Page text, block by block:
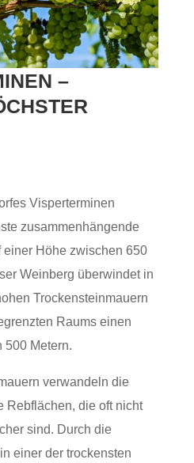
–
Visperterminen
zusammenhängende
Höhe zwischen 650
Weinberg überwindet in
Trockensteinmauern
Raums einen
500 Metern.
verwandeln die
Rebflächen, die oft nicht
sind. Durch die
einer der trockensten